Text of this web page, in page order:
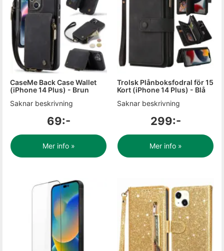
CaseMe Back Case Wallet
(iPhone 14 Plus) - Brun
Saknar beskrivning
69:-
Mer info »
Trolsk Plånboksfodral för 15
Kort (iPhone 14 Plus) - Blå
Saknar beskrivning
299:-
Mer info »